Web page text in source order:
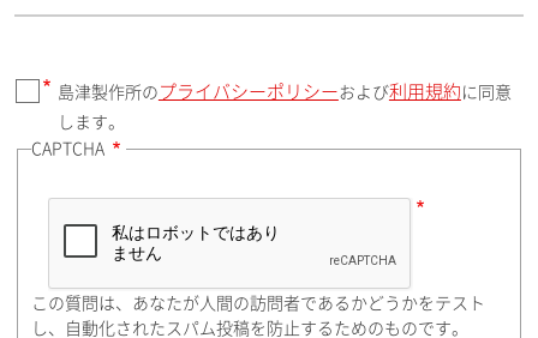
郵便番号（勤務先）
住所検索
都道府県（勤務先）
島津製作所の プライバシーポリシーおよび利用規約 に同意
します。
CAPTCHA
この質問は、あなたが人間の訪問者であるかどうかをテスト
し、自動化されたスパム投稿を防止するためのものです。